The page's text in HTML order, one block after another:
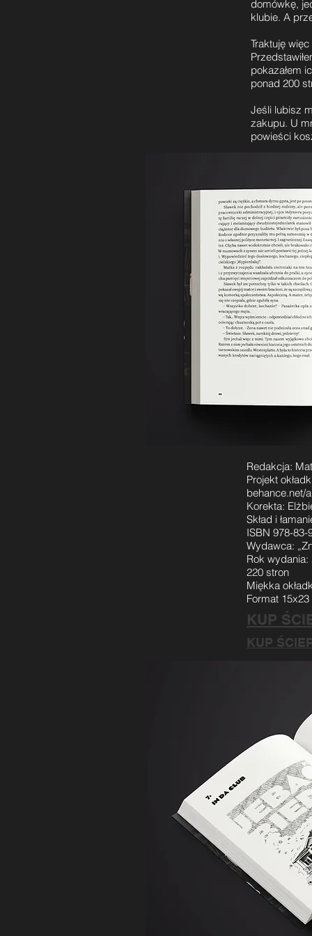
domówkę,
klubie. A
Traktuję
pokazałem
ponad 200
Jeśli lubisz
zakupu. U
powieści
Redakcja:
Projekt
behance.net/
Korekta:
Skład i
ISBN 978-83-
Wydawca:
Rok wydania:
220 stron
Miękka
Format
KUP
KUP